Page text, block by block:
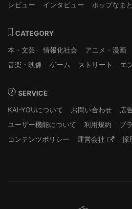
レビュー
インタビュー ポップなま
CATEGORY
本・文芸
情報化社会 アニメ・漫画
音楽・映像
ゲーム ストリート エ
SERVICE
KAI-YOUについて
お問い合わせ
広
ユーザー機能について
利用規約
プ
コンテンツポリシー
運営会社 採